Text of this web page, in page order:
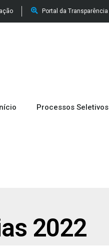
Portal da Transparência
Processos Seletivos
2022